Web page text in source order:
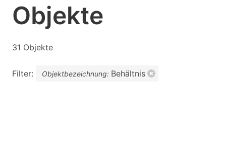
Objekte
31 Objekte
Filter: Objektbezeichnung: Behältnis